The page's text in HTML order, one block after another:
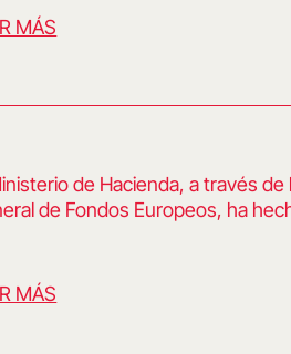
MÁS
de Hacienda, a través de
de Fondos Europeos, ha
MÁS